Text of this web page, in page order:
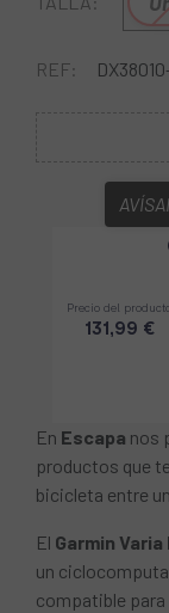
REF:
En Escapa nos
productos que
bicicleta entre
El Garmin Varia
un
compatible para